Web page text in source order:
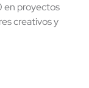
en proyectos
creativos y